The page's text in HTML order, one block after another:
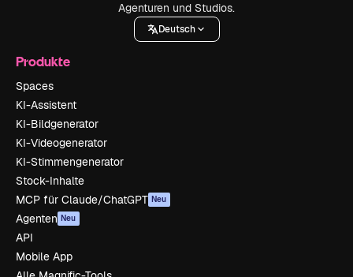
Agenturen und Studios.
Deutsch
Produkte
Spaces
KI-Assistent
KI-Bildgenerator
KI-Videogenerator
KI-Stimmengenerator
Stock-Inhalte
MCP für Claude/ChatGPT Neu
Agenten Neu
API
Mobile App